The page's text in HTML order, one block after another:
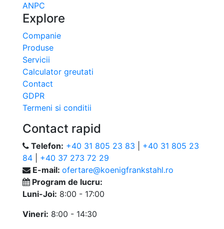
ANPC
Explore
Companie
Produse
Servicii
Calculator greutati
Contact
GDPR
Termeni si conditii
Contact rapid
Telefon: +40 31 805 23 83
+40 31 805 23
84
+40 37 273 72 29
E-mail: ofertare@koenigfrankstahl.ro
Program de lucru:
Luni-Joi: 8:00 - 17:00
Vineri: 8:00 - 14:30